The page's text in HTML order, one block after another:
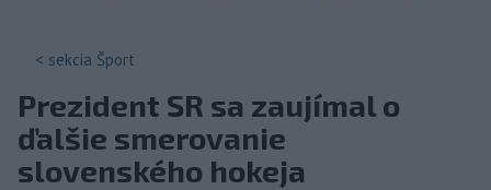
< sekcia Šport
Prezident SR sa zaujímal o
ďalšie smerovanie
slovenského hokeja